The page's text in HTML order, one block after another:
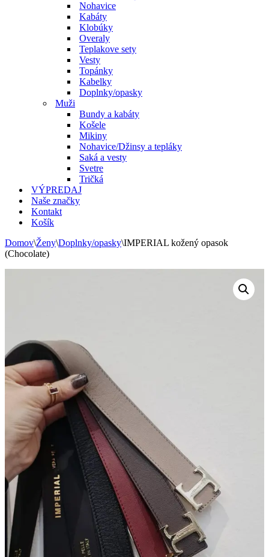
Nohavice
Kabáty
Klobúky
Overaly
Teplakove sety
Vesty
Topánky
Kabelky
Doplnky/opasky
Muži
Bundy a kabáty
Košele
Mikiny
Nohavice/Džinsy a tepláky
Saká a vesty
Svetre
Tričká
VÝPREDAJ
Naše značky
Kontakt
Košík
Domov\Ženy\Doplnky/opasky\IMPERIAL kožený opasok
(Chocolate)